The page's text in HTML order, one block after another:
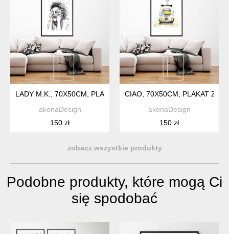
LADY M.K., 70X50CM, PLAKAT Z AUTORSKIEJ AKWARELI
akonaDesign
150 zł
CIAO, 70X50CM, PLAKAT Z
akonaDesign
150 zł
zobacz wszystkie produkty
Podobne produkty, które mogą Ci
się spodobać